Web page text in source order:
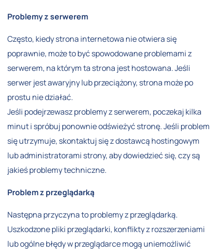
Problemy z serwerem
Często, kiedy strona internetowa nie otwiera się
poprawnie, może to być spowodowane problemami z
serwerem, na którym ta strona jest hostowana. Jeśli
serwer jest awaryjny lub przeciążony, strona może po
prostu nie działać.
Jeśli podejrzewasz problemy z serwerem, poczekaj kilka
minut i spróbuj ponownie odświeżyć stronę. Jeśli problem
się utrzymuje, skontaktuj się z dostawcą hostingowym
lub administratorami strony, aby dowiedzieć się, czy są
jakieś problemy techniczne.
Problem z przeglądarką
Następna przyczyna to problemy z przeglądarką.
Uszkodzone pliki przeglądarki, konflikty z rozszerzeniami
lub ogólne błędy w przeglądarce mogą uniemożliwić